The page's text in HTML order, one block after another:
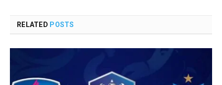
RELATED POSTS